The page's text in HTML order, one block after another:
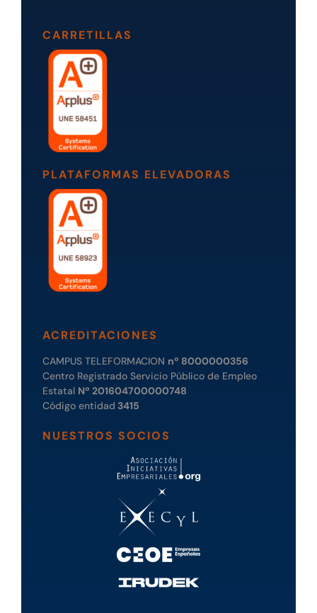
CARRETILLAS
PLATAFORMAS ELEVADORAS
ACREDITACIONES
CAMPUS TELEFORMACION nº 8000000356
Centro Registrado Servicio Público de Empleo
Estatal Nº 201604700000748
Código entidad 3415
NUESTROS SOCIOS